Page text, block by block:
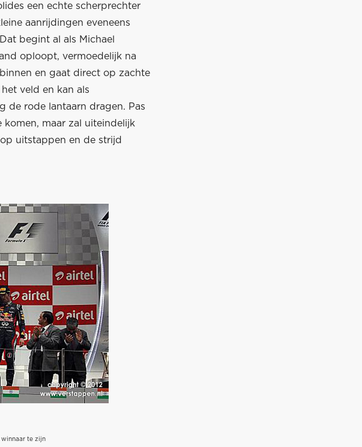
een echte scherprechter
aanrijdingen eveneens
begint al als Michael
oploopt, vermoedelijk na
en gaat direct op zachte
veld en kan als
de rode lantaarn dragen. Pas
komen, maar zal uiteindelijk
uitstappen en de strijd
te zijn